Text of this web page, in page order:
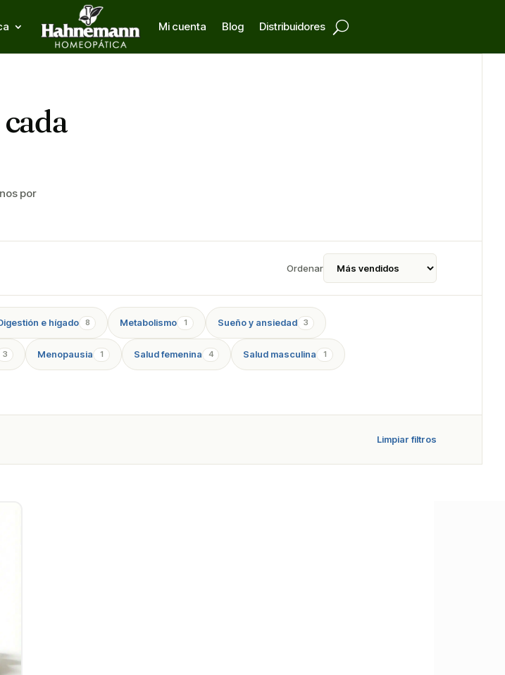
Mi cuenta Blog Distribuidores
por
Ordenar
e hígado 8 Metabolismo 1 Sueño y ansiedad 3
3 Menopausia 1 Salud femenina 4 Salud masculina 1
Limpiar filtros